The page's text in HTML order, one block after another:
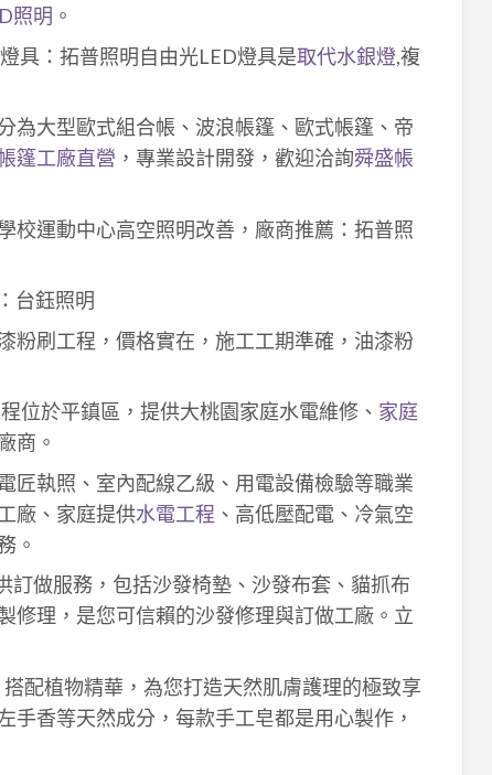
照明 。
具：拓普照明自由光LED燈具是取代水銀燈,複
為大型歐式組合帳、波浪帳篷、歐式帳篷、帝
篷工廠直營 ，專業設計開發，歡迎洽詢舜盛帳
校運動中心高空照明改善，廠商推薦：拓普照
台鈺照明
粉刷工程，價格實在，施工工期準確，油漆粉
位於平鎮區，提供大桃園家庭水電維修、 家庭
商。
匠執照、室內配線乙級、用電設備檢驗等職業
廠、家庭提供水電工程 、高低壓配電、冷氣空
。
訂做服務，包括沙發椅墊、沙發布套、貓抓布
修理，是您可信賴的沙發修理與訂做工廠。立
配植物精華，為您打造天然肌膚護理的極致享
手香等天然成分，每款手工皂都是用心製作，